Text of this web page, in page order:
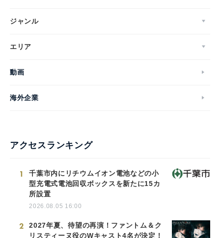
ジャンル
エリア
動画
海外企業
アクセスランキング
1
千葉市内にリチウムイオン電池などの小
型充電式電池回収ボックスを新たに15カ
所設置
2026.08.05 16:00
2
2027年夏、待望の再演！ファントム＆ク
リスティーヌ役のWキャスト4名が決定！